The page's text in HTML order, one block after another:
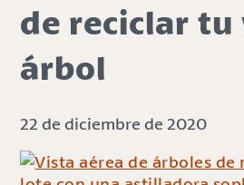
de reciclar tu
árbol
22 de diciembre de 2020